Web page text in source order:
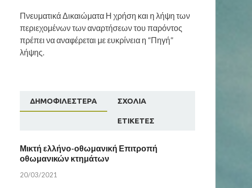
Πνευματικά Δικαιώματα Η χρήση και η λήψη των
περιεχομένων των αναρτήσεων του παρόντος
πρέπει να αναφέρεται με ευκρίνεια η “Πηγή”
λήψης.
ΔΗΜΟΦΙΛΈΣΤΕΡΑ ΣΧΌΛΙΑ
ΕΤΙΚΈΤΕΣ
Μικτή ελλήνο-οθωμανική Επιτροπή
οθωμανικών κτημάτων
20/03/2021